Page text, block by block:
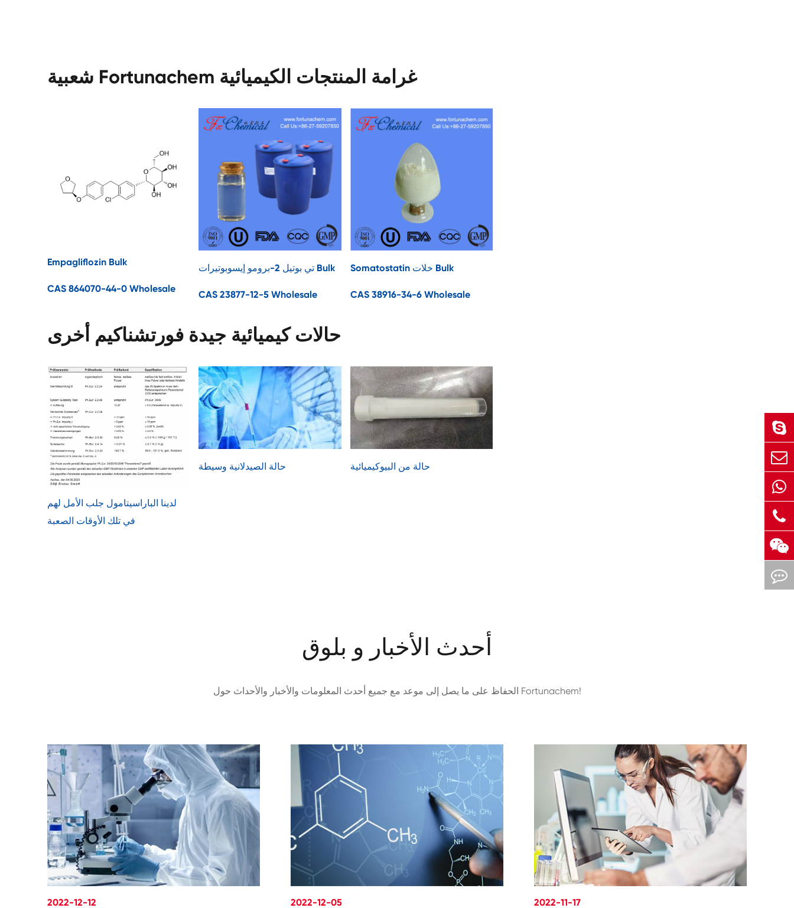
شعبية Fortunachem غرامة المنتجات الكيميائية
Empagliflozin Bulk
CAS 864070-44-0 Wholesale
تي بوتيل 2-برومو إيسوبوتيرات Bulk
CAS 23877-12-5 Wholesale
Somatostatin خلات Bulk
CAS 38916-34-6 Wholesale
حالات كيميائية جيدة فورتشناكيم أخرى
لدينا الباراسيتامول جلب الأمل لهم
في تلك الأوقات الصعبة
حالة الصيدلانية وسيطة حالة من البيوكيميائية
أحدث الأخبار و بلوق
الحفاظ على ما يصل إلى موعد مع جميع أحدث المعلومات والأخبار والأحداث حول Fortunachem!
2022-12-12 2022-12-05 2022-11-17